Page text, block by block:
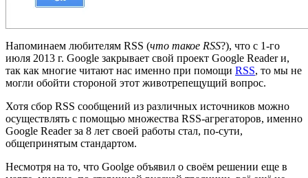
Напоминаем любителям RSS (что такое RSS?), что c 1-го
июля 2013 г. Google закрывает свой проект Google Reader и,
так как многие читают нас именно при помощи RSS, то мы не
могли обойти стороной этот животрепещущий вопрос.
Хотя сбор RSS сообщений из различных источников можно
осуществлять с помощью множества RSS-агрегаторов, именно
Google Reader за 8 лет своей работы стал, по-сути,
общепринятым стандартом.
Несмотря на то, что Goolge объявил о своём решении еще в